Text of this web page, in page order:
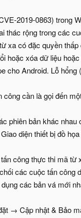
2019-0863) trong
rộng trong các
xa có đặc quyền
hoặc xóa dữ liệu
cho Android. Lỗ
cần là gọi đến
phiên bản khác
diện thiết bị đồ
công thực thi mã
các cuộc tấn công
các bản vá mới
→ Cập nhật & Bảo